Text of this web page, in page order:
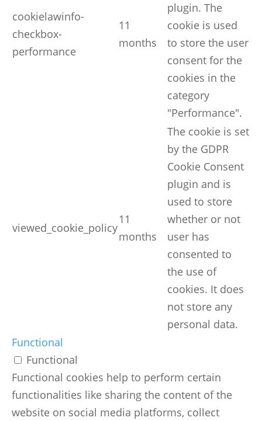
cookielawinfo-
checkbox-
performance
11
months
plugin. The
cookie is used
to store the user
consent for the
cookies in the
category
"Performance".
viewed_cookie_policy
11
months
The cookie is set
by the GDPR
Cookie Consent
plugin and is
used to store
whether or not
user has
consented to
the use of
cookies. It does
not store any
personal data.
Functional
Functional
Functional cookies help to perform certain
functionalities like sharing the content of the
website on social media platforms, collect